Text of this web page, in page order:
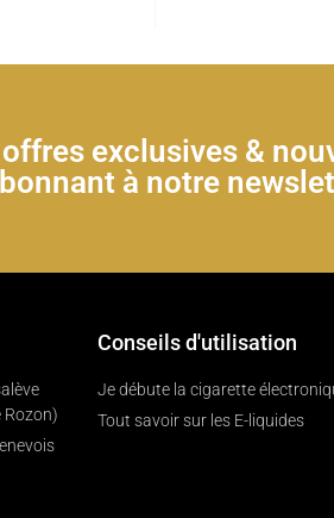
exclusives &
à notre
Rozon)
Conseils d'utilisation
Je débute la cigarette
Tout savoir sur les E-liquides